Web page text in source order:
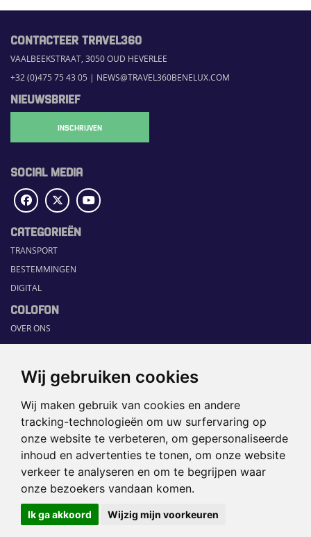
Wij gebruiken cookies
Wij maken gebruik van cookies en andere
tracking-technologieën om uw surfervaring op
onze website te verbeteren, om gepersonaliseerde
inhoud en advertenties te tonen, om onze website
verkeer te analyseren en om te begrijpen waar
onze bezoekers vandaan komen.
Ik ga akkoord Wijzig mijn voorkeuren
CONTACTEER TRAVEL360
VAALBEEKSTRAAT, 3050 OUD HEVERLEE
+32 (0)475 75 43 05 | NEWS@TRAVEL360BENELUX.COM
NIEUWSBRIEF
INSCHRIJVEN
SOCIAL MEDIA
CATEGORIEËN
TRANSPORT
BESTEMMINGEN
DIGITAL
COLOFON
OVER ONS
COMMUNICATION PLATFORM
RUBRIEKEN
HOME
SECTORGIDS
JOBS
HAPPENING
©2026 TRAVEL360° |SITEMAP
DISCLAIMER|PRIVACYBELEID|
COOKIEVOORKEUREN